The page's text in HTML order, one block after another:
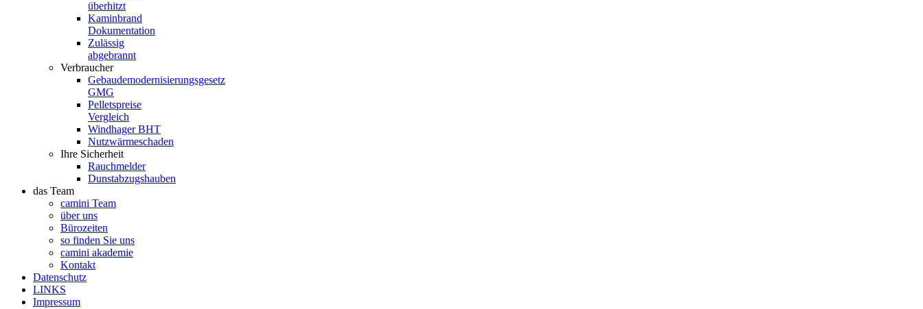
überhitzt
Kaminbrand
Dokumentation
Zulässig
abgebrannt
Verbraucher
Gebaudemodernisierungsgesetz
GMG
Pelletspreise
Vergleich
Windhager BHT
Nutzwärmeschaden
Ihre Sicherheit
Rauchmelder
Dunstabzugshauben
das Team
camini Team
über uns
Bürozeiten
so finden Sie uns
camini akademie
Kontakt
Datenschutz
LINKS
Impressum